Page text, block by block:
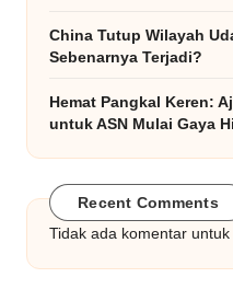
China Tutup Wilayah
Sebenarnya Terjadi?
Hemat Pangkal Keren:
untuk ASN Mulai Gaya
Recent Comments
Tidak ada komentar untuk